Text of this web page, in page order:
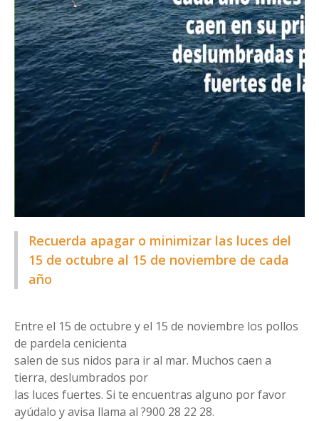
Recuerda apagar o minimizar las luces del
15 de octubre al 15 de noviembre de cada
año
Entre el 15 de octubre y el 15 de noviembre los pollos
de pardela cenicienta
salen de sus nidos para ir al mar. Muchos caen a
tierra, deslumbrados por
las luces fuertes. Si te encuentras alguno por favor
ayúdalo y avisa llama al ?900 28 22 28.